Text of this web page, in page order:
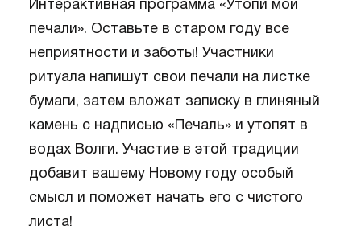
Интерактивная программа «Утопи мои
печали». Оставьте в старом году все
неприятности и заботы! Участники
ритуала напишут свои печали на листке
бумаги, затем вложат записку в глиняный
камень с надписью «Печаль» и утопят в
водах Волги. Участие в этой традиции
добавит вашему Новому году особый
смысл и поможет начать его с чистого
листа!